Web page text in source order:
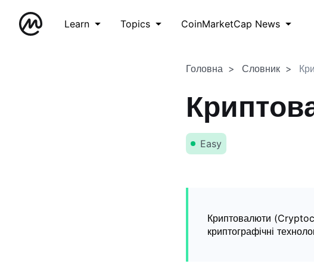
Learn Topics CoinMarketCap News
Головна Словник
Easy
Криптовалюти
криптографічні